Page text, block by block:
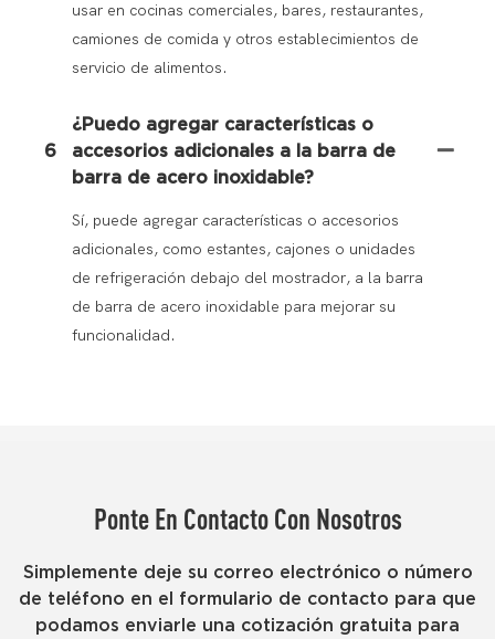
usar en cocinas comerciales, bares, restaurantes,
camiones de comida y otros establecimientos de
servicio de alimentos.
6
¿Puedo agregar características o
accesorios adicionales a la barra de
barra de acero inoxidable?
Sí, puede agregar características o accesorios
adicionales, como estantes, cajones o unidades
de refrigeración debajo del mostrador, a la barra
de barra de acero inoxidable para mejorar su
funcionalidad.
Ponte En Contacto Con Nosotros
Simplemente deje su correo electrónico o número
de teléfono en el formulario de contacto para que
podamos enviarle una cotización gratuita para